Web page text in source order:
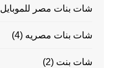
شات بنات مصر للموبايل
شات بنات مصريه (4)
شات بنت (2)